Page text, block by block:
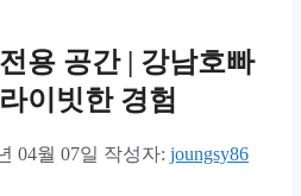
용 공간 | 강남호빠
이빗한 경험
04월 07일 작성자: joungsy86